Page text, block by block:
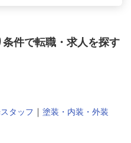
件で転職・求人を探す
タッフ ｜ 塗装・内装・外装